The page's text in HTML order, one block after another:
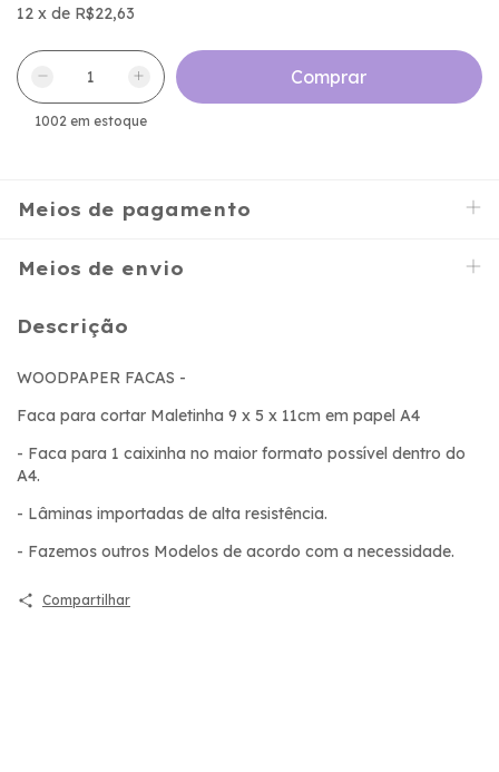
12 x de R$22,63
1002 em estoque
Meios de pagamento
Meios de envio
Descrição
WOODPAPER FACAS -
Faca para cortar Maletinha 9 x 5 x 11cm em papel A4
- Faca para 1 caixinha no maior formato possível dentro do
A4.
- Lâminas importadas de alta resistência.
- Fazemos outros Modelos de acordo com a necessidade.
Compartilhar